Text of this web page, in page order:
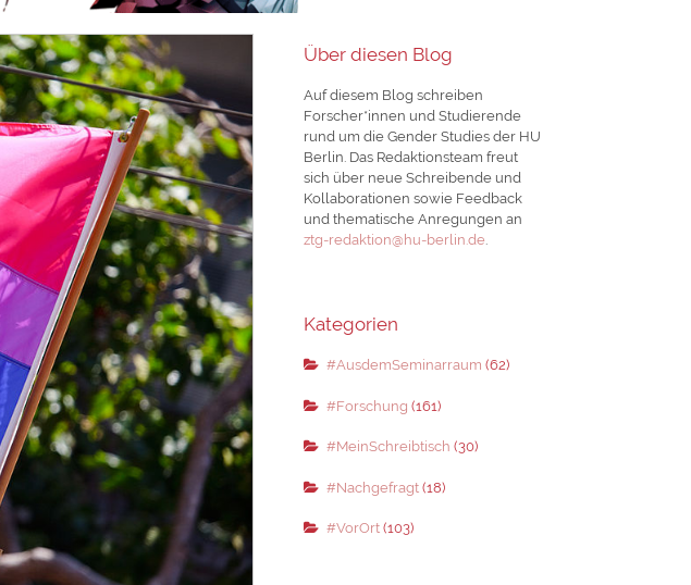
Über diesen Blog
Auf diesem Blog schreiben
Forscher*innen und Studierende
rund um die Gender Studies der HU
Berlin. Das Redaktionsteam freut
sich über neue Schreibende und
Kollaborationen sowie Feedback
und thematische Anregungen an
ztg-redaktion@hu-berlin.de.
Kategorien
#AusdemSeminarraum (62)
#Forschung (161)
#MeinSchreibtisch (30)
#Nachgefragt(18)
#VorOrt(103)